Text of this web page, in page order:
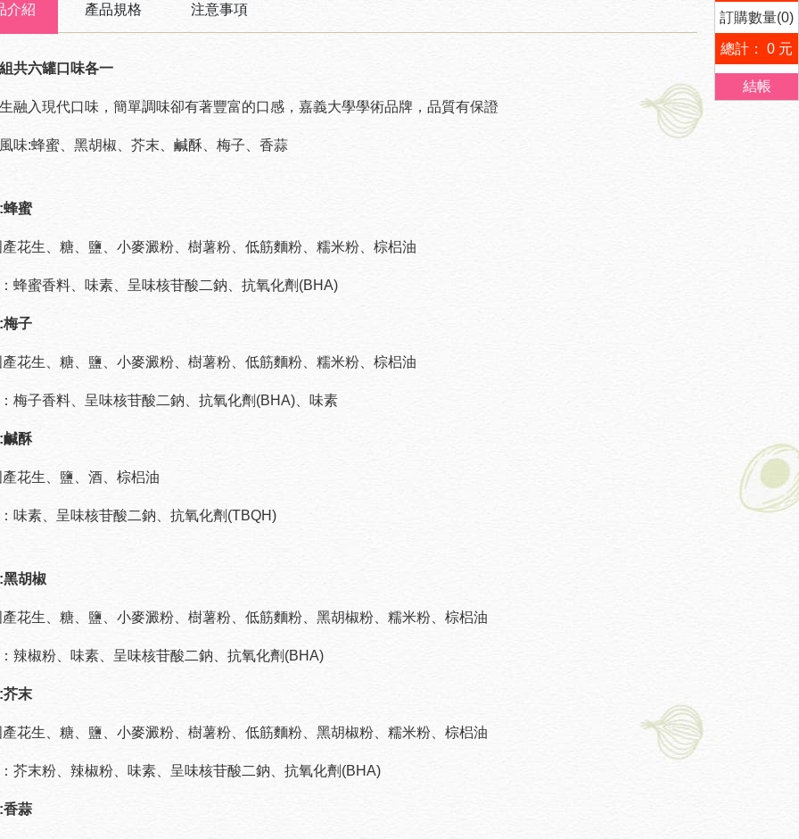
訂購數量(0)
總計： 0 元
結帳
介紹 產品規格 注意事項
共六罐口味各一
融入現代口味，簡單調味卻有著豐富的口感，嘉義大學學術品牌，品質有保證
味:蜂蜜、黑胡椒、芥末、鹹酥、梅子、香蒜
蜂蜜
花生、糖、鹽、小麥澱粉、樹薯粉、低筋麵粉、糯米粉、棕梠油
蜂蜜香料、味素、呈味核苷酸二鈉、抗氧化劑(BHA)
梅子
花生、糖、鹽、小麥澱粉、樹薯粉、低筋麵粉、糯米粉、棕梠油
梅子香料、呈味核苷酸二鈉、抗氧化劑(BHA)、味素
鹹酥
花生、鹽、酒、棕梠油
味素、呈味核苷酸二鈉、抗氧化劑(TBQH)
黑胡椒
花生、糖、鹽、小麥澱粉、樹薯粉、低筋麵粉、黑胡椒粉、糯米粉、棕梠油
辣椒粉、味素、呈味核苷酸二鈉、抗氧化劑(BHA)
芥末
花生、糖、鹽、小麥澱粉、樹薯粉、低筋麵粉、黑胡椒粉、糯米粉、棕梠油
芥末粉、辣椒粉、味素、呈味核苷酸二鈉、抗氧化劑(BHA)
香蒜